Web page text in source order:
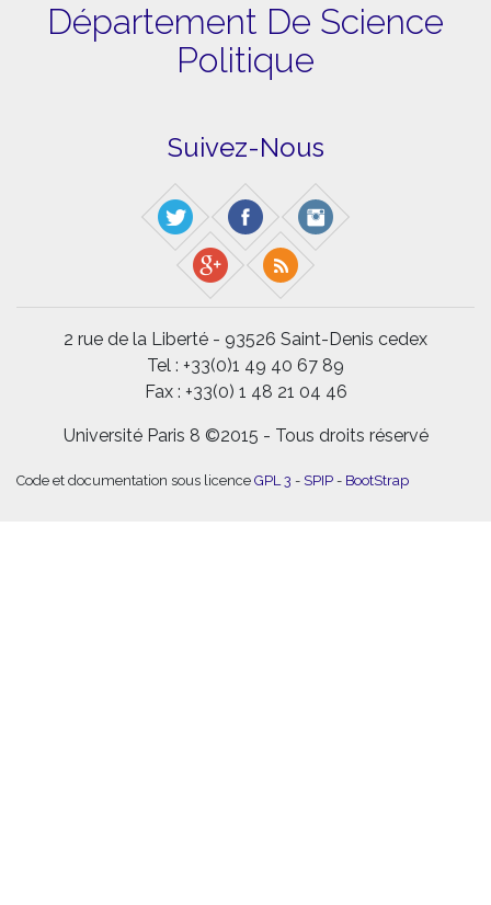
Département De Science
Politique
Suivez-Nous
2 rue de la Liberté - 93526 Saint-Denis cedex
Tel : +33(0)1 49 40 67 89
Fax : +33(0) 1 48 21 04 46
Université Paris 8 ©2015 - Tous droits réservé
Code et documentation sous licence GPL 3 - SPIP - BootStrap